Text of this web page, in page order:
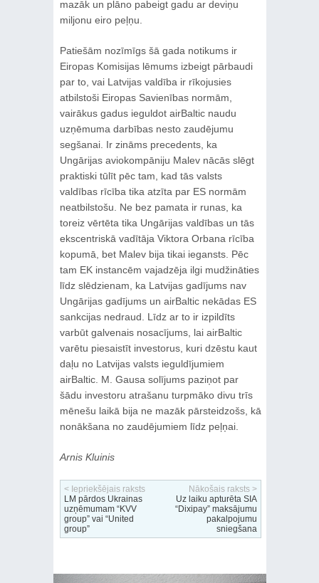
mazāk un plāno pabeigt gadu ar deviņu
miljonu eiro peļņu.
Patiešām nozīmīgs šā gada notikums ir
Eiropas Komisijas lēmums izbeigt pārbaudi
par to, vai Latvijas valdība ir rīkojusies
atbilstoši Eiropas Savienības normām,
vairākus gadus ieguldot airBaltic naudu
uzņēmuma darbības nesto zaudējumu
segšanai. Ir zināms precedents, ka
Ungārijas aviokompāniju Malev nācās slēgt
praktiski tūlīt pēc tam, kad tās valsts
valdības rīcība tika atzīta par ES normām
neatbilstošu. Ne bez pamata ir runas, ka
toreiz vērtēta tika Ungārijas valdības un tās
ekscentriskā vadītāja Viktora Orbana rīcība
kopumā, bet Malev bija tikai iegansts. Pēc
tam EK instancēm vajadzēja ilgi mudžināties
līdz slēdzienam, ka Latvijas gadījums nav
Ungārijas gadījums un airBaltic nekādas ES
sankcijas nedraud. Līdz ar to ir izpildīts
varbūt galvenais nosacījums, lai airBaltic
varētu piesaistīt investorus, kuri dzēstu kaut
daļu no Latvijas valsts ieguldījumiem
airBaltic. M. Gausa solījums paziņot par
šādu investoru atrašanu turpmāko divu trīs
mēnešu laikā bija ne mazāk pārsteidzošs, kā
nonākšana no zaudējumiem līdz peļņai.
Arnis Kluinis
< Iepriekšējais raksts
LM pārdos Ukrainas
uzņēmumam “KVV
group” vai “United
group”
Nākošais raksts >
Uz laiku apturēta SIA
“Dixipay” maksājumu
pakalpojumu
sniegšana